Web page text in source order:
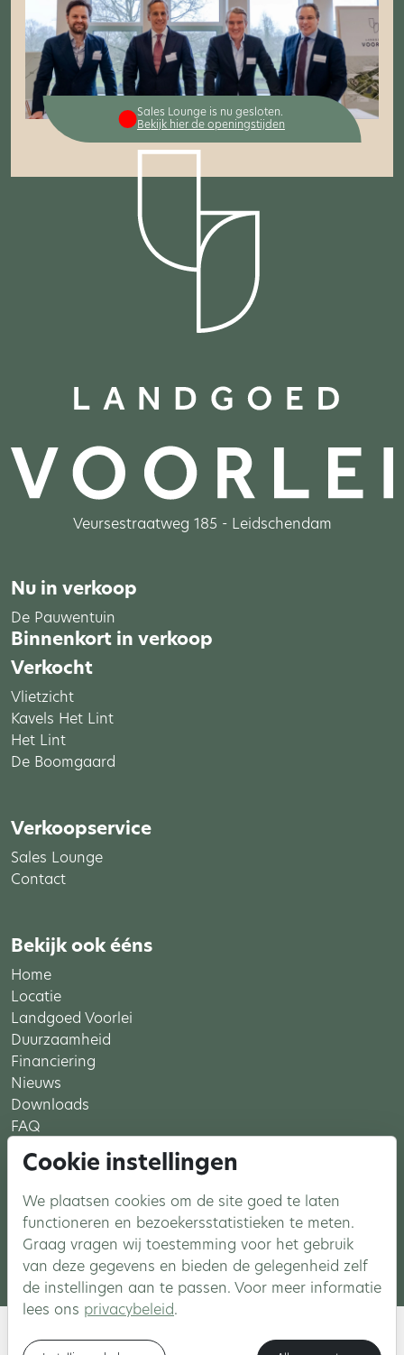
Sales Lounge is nu gesloten.
Bekijk hier de openingstijden
Veursestraatweg 185 - Leidschendam
Nu in verkoop
De Pauwentuin
Binnenkort in verkoop
Verkocht
Vlietzicht
Kavels Het Lint
Het Lint
De Boomgaard
Verkoopservice
Sales Lounge
Contact
Bekijk ook ééns
Home
Locatie
Landgoed Voorlei
Duurzaamheid
Financiering
Nieuws
Downloads
FAQ
Meer Voorlei
Aanmelden
Instagram
Facebook
Cookie instellingen
We plaatsen cookies om de site goed te laten
functioneren en bezoekersstatistieken te meten.
Graag vragen wij toestemming voor het gebruik
van deze gegevens en bieden de gelegenheid zelf
de instellingen aan te passen. Voor meer informatie
lees ons privacybeleid.